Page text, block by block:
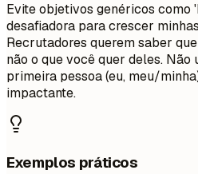
Evite objetivos genéricos como
desafiadora para crescer
Recrutadores querem saber
não o que você quer deles. Não
primeira pessoa (eu, meu/
impactante.
Exemplos práticos